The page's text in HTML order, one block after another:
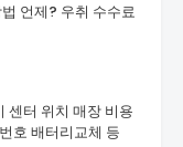
언제? 우취 수수료
센터 위치 매장 비용
호 배터리교체 등